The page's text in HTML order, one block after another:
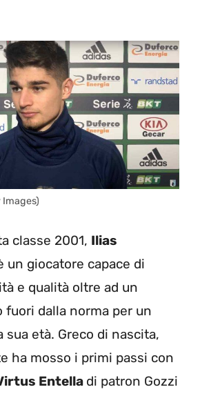
classe 2001, Ilias
un giocatore capace di
e qualità oltre ad un
fuori dalla norma per un
sua età. Greco di nascita,
ha mosso i primi passi con
Entella di patron Gozzi